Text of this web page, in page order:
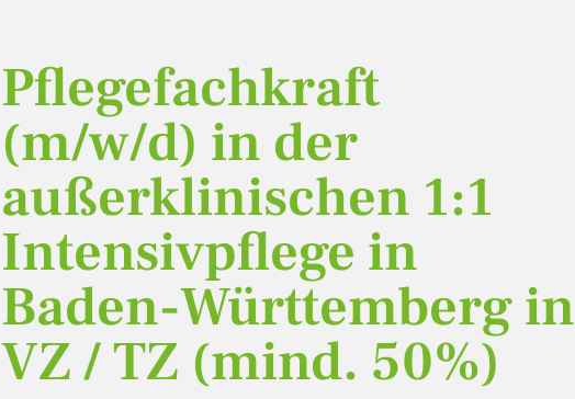
Pflegefachkraft
(m/w/d) in der
außerklinischen 1:1
Intensivpflege in
Baden-Württemberg in
VZ / TZ (mind. 50%)